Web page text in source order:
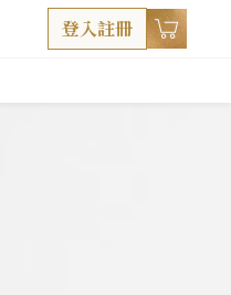
登入註冊